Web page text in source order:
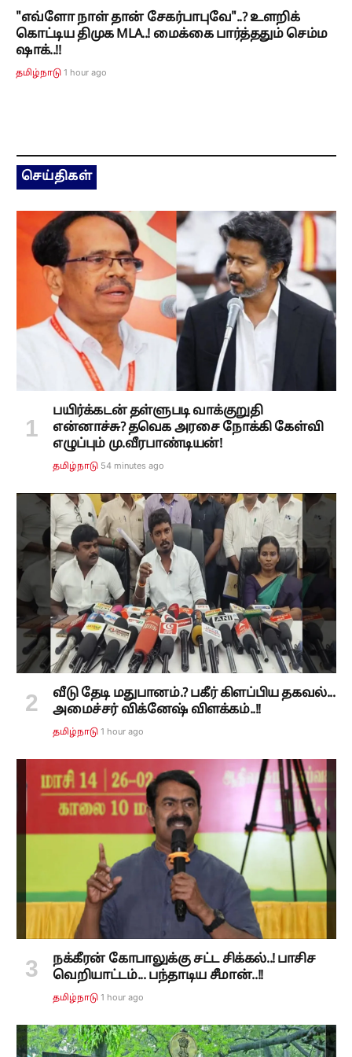
"எவ்ளோ நாள் தான் சேகர்பாபுவே"..? உளறிக்
கொட்டிய திமுக MLA..! மைக்கை பார்த்ததும் செம்ம
ஷாக்..!!
தமிழ்நாடு 1 hour ago
செய்திகள்
பயிர்க்கடன் தள்ளுபடி வாக்குறுதி
என்னாச்சு? தவெக அரசை நோக்கி கேள்வி
எழுப்பும் மு.வீரபாண்டியன்!
தமிழ்நாடு 54 minutes ago
வீடு தேடி மதுபானம்.? பகீர் கிளப்பிய தகவல்...
அமைச்சர் விக்னேஷ் விளக்கம்..!!
தமிழ்நாடு 1 hour ago
நக்கீரன் கோபாலுக்கு சட்ட சிக்கல்..! பாசிச
வெறியாட்டம்... பந்தாடிய சீமான்..!!
தமிழ்நாடு 1 hour ago